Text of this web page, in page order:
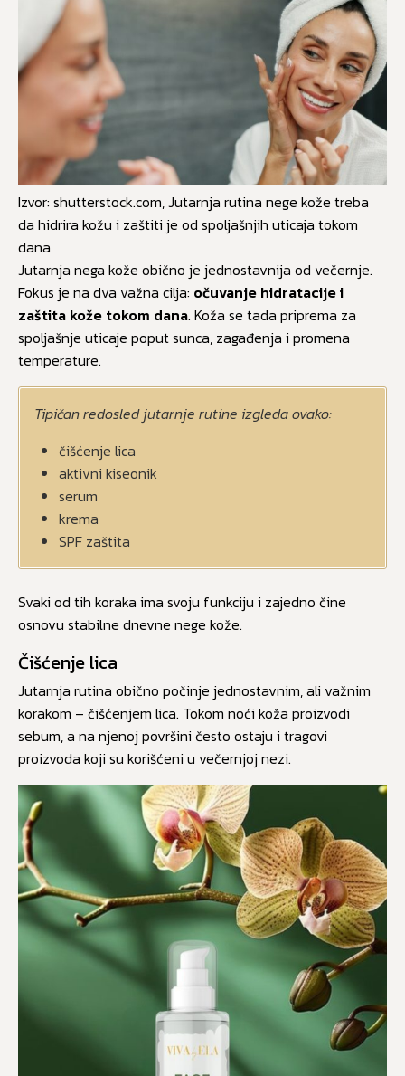
Izvor: shutterstock.com, Jutarnja rutina nege kože treba
da hidrira kožu i zaštiti je od spoljašnjih uticaja tokom
dana
Jutarnja nega kože obično je jednostavnija od večernje.
Fokus je na dva važna cilja: očuvanje hidratacije i
zaštita kože tokom dana. Koža se tada priprema za
spoljašnje uticaje poput sunca, zagađenja i promena
temperature.
Tipičan redosled jutarnje rutine izgleda ovako:
čišćenje lica
aktivni kiseonik
serum
krema
SPF zaštita
Svaki od tih koraka ima svoju funkciju i zajedno čine
osnovu stabilne dnevne nege kože.
Čišćenje lica
Jutarnja rutina obično počinje jednostavnim, ali važnim
korakom – čišćenjem lica. Tokom noći koža proizvodi
sebum, a na njenoj površini često ostaju i tragovi
proizvoda koji su korišćeni u večernjoj nezi.